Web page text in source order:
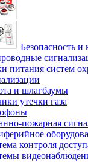
Безопасность и
питания систем
и шлагбаумы
утечки газа
пожарная
контроля